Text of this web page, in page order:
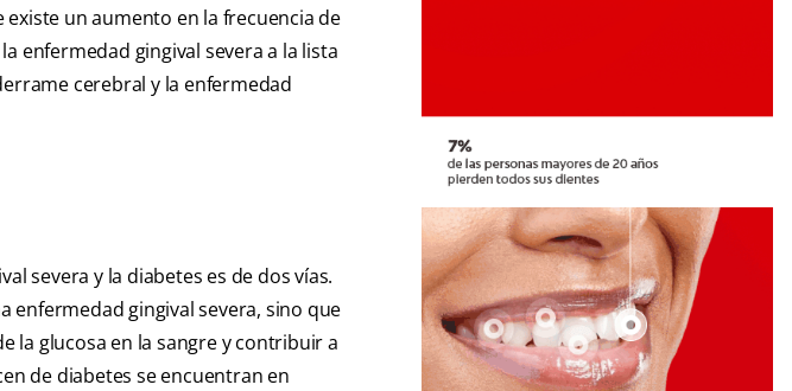
un aumento en la frecuencia de
enfermedad gingival severa a la lista
cerebral y la enfermedad
severa y la diabetes es de dos vías.
enfermedad gingival severa, sino que
la glucosa en la sangre y contribuir a
de diabetes se encuentran en